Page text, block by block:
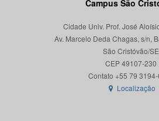
Campus São
Cidade Univ. Prof. José
Av. Marcelo Deda Chagas, s/n,
São Cristóvão/SE
CEP 49107-230
Localização